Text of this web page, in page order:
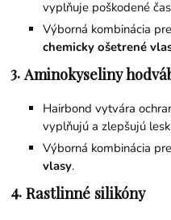
vyplňuje poškodené
Výborná kombinácia pre
chemicky ošetrené
3. Aminokyseliny
Hairbond vytvára
vyplňujú a zlepšujú
Výborná kombinácia pre
vlasy.
4.Rastlinné silikóny